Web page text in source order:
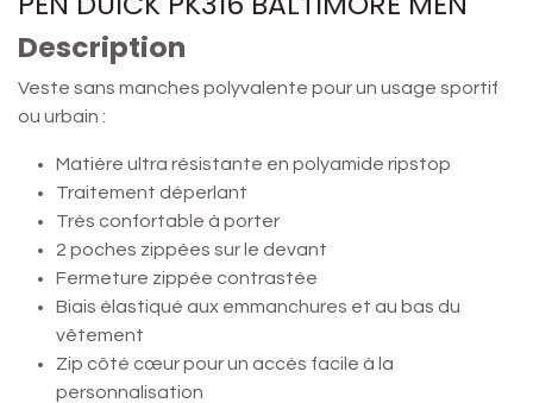
Description
Veste sans manches polyvalente pour un usage sportif
ou urbain :
Matière ultra résistante en polyamide ripstop
Traitement déperlant
Très confortable à porter
2 poches zippées sur le devant
Fermeture zippée contrastée
Biais élastiqué aux emmanchures et au bas du
vêtement
Zip côté cœur pour un accès facile à la
personnalisation